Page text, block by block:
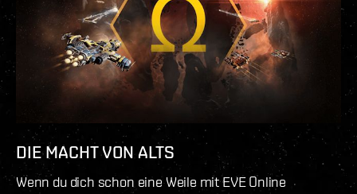
DIE MACHT VON ALTS
Wenn du dich schon eine Weile mit EVE Online